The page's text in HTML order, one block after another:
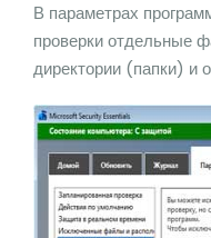
В параметрах
проверки отдельные
директории (папки) и